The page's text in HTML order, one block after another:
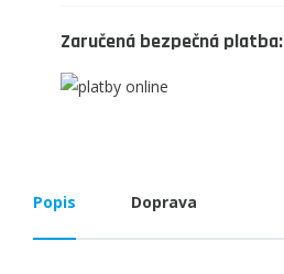
Zaručená bezpečná platba:
Popis Doprava